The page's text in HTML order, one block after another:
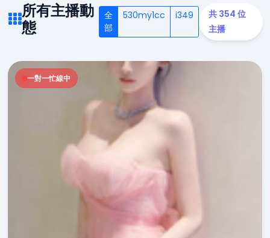
所有主播動
態
全
部
530my1cc i349
共 354 位
主播
一對一忙線中